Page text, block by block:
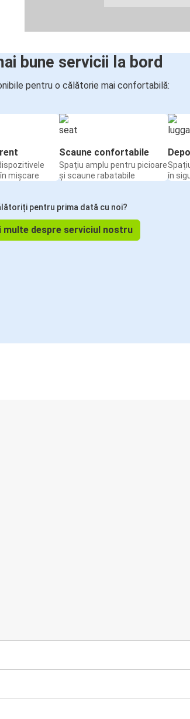
bune servicii la bord
pentru o călătorie mai confortabilă:
mișcare
Scaune confortabile
Spațiu amplu pentru picioare
și scaune rabatabile
în
pentru prima dată cu noi?
multe despre serviciul nostru